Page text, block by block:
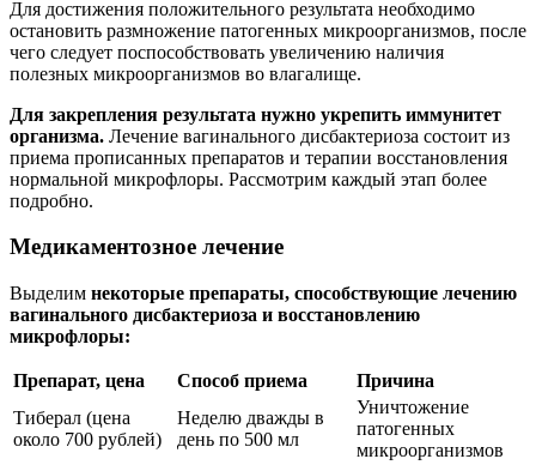
Для достижения положительного результата необходимо
остановить размножение патогенных микроорганизмов, после
чего следует поспособствовать увеличению наличия
полезных микроорганизмов во влагалище.
Для закрепления результата нужно укрепить иммунитет
организма. Лечение вагинального дисбактериоза состоит из
приема прописанных препаратов и терапии восстановления
нормальной микрофлоры. Рассмотрим каждый этап более
подробно.
Медикаментозное лечение
Выделим некоторые препараты, способствующие лечению
вагинального дисбактериоза и восстановлению
микрофлоры:
Препарат, цена Способ приема
Причина
Тиберал (цена
около 700 рублей)
Неделю дважды в
день по 500 мл
Уничтожение
патогенных
микроорганизмов